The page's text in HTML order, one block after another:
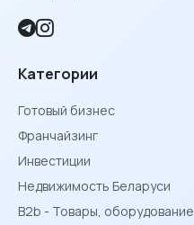
Категории
Готовый бизнес
Франчайзинг
Инвестиции
Недвижимость Беларуси
B2b - Товары, оборудование